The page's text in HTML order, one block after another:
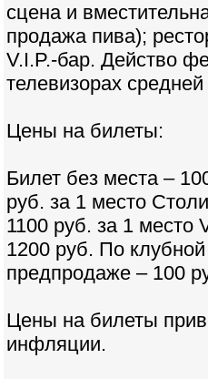
cцена и
продажа пива);
V.I.P.-бар. Действо
телевизорах
Цены на билеты:
Билет без места –
руб. за 1 место
1100 руб. за 1 место
1200 руб. По
предпродаже – 100
Цены на билеты
инфляции.